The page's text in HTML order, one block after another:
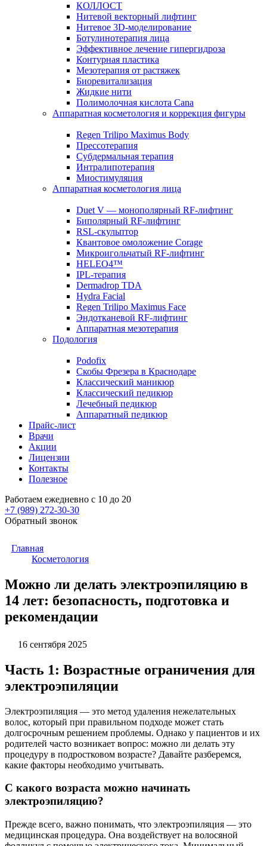
КОЛЛОСТ
Нитевой векторный лифтинг
Нитевое 3D-моделирование
Ботулинотерапия лица
Эффективное лечение гипергидроза
Контурная пластика
Мезотерапия от растяжек
Биоревитализация
Жидкие нити
Полимолочная кислота Cana
Аппаратная косметология и коррекция фигуры
Regen Trilipo Maximus Body
Прессотерапия
Субдермальная терапия
Интралипотерапия
Миостимуляция
Аппаратная косметология лица
Duet V — монополярный RF-лифтинг
Биполярный RF-лифтинг
RSL-скульптор
Квантовое омоложение Corage
Микроигольчатый RF-лифтинг
HELEO4™
IPL-терапия
Dermadrop TDA
Hydra Facial
Regen Trilipo Maximus Face
Эндотканевой RF-лифтинг
Аппаратная мезотерапия
Подология
Podofix
Скобы Фрезера в Краснодаре
Классический маникюр
Классический педикюр
Лечебный педикюр
Аппаратный педикюр
Прайс-лист
Врачи
Акции
Лицензии
Контакты
Полезное
Работаем ежедневно с 10 до 20
+7 (989) 272-30-30
Обратный звонок
Главная
Косметология
Можно ли делать электроэпиляцию в
14 лет: безопасность, подготовка и
рекомендации
16 сентября 2025
Часть 1: Возрастные ограничения для
электроэпиляции
Электроэпиляция — это метод удаления нежелательных
волос, который при правильном подходе может стать
долгосрочным решением проблемы. Однако у пациентов и их
родителей часто возникает вопрос: можно ли делать эту
процедуру в подростковом возрасте? Давайте разберемся,
какие факторы необходимо учитывать.
С какого возраста можно начинать
электроэпиляцию?
Прежде всего, важно понимать, что электроэпиляция — это
медицинская процедура. Она воздействует на волосяной